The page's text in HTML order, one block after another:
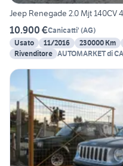
Jeep Renegade 2.0 Mjt 140CV
10.900 €Canicatti' (AG)
Usato
11/2016 230000 Km
Rivenditore AUTOMARKET di